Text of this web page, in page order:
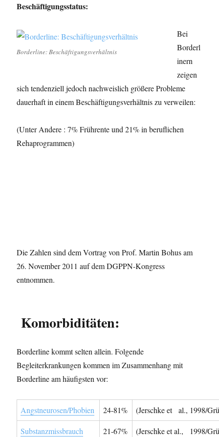
Beschäftigungsstatus:
Borderline: Beschäftigungsverhältnis
Bei
Borderl
inern
zeigen
sich tendenziell jedoch nachweislich größere Probleme
dauerhaft in einem Beschäftigungsverhältnis zu verweilen:
(Unter Andere : 7% Frührente und 21% in beruflichen
Rehaprogrammen)
Die Zahlen sind dem Vortrag von Prof. Martin Bohus am
26. November 2011 auf dem DGPPN-Kongress
entnommen.
Komorbiditäten:
Borderline kommt selten allein. Folgende
Begleiterkrankungen kommen im Zusammenhang mit
Borderline am häufigsten vor:
Angstneurosen/Phobien 24-81% (Jerschke et al., 1998/
Substanzmissbrauch 21-67% (Jerschke et al., 1998/